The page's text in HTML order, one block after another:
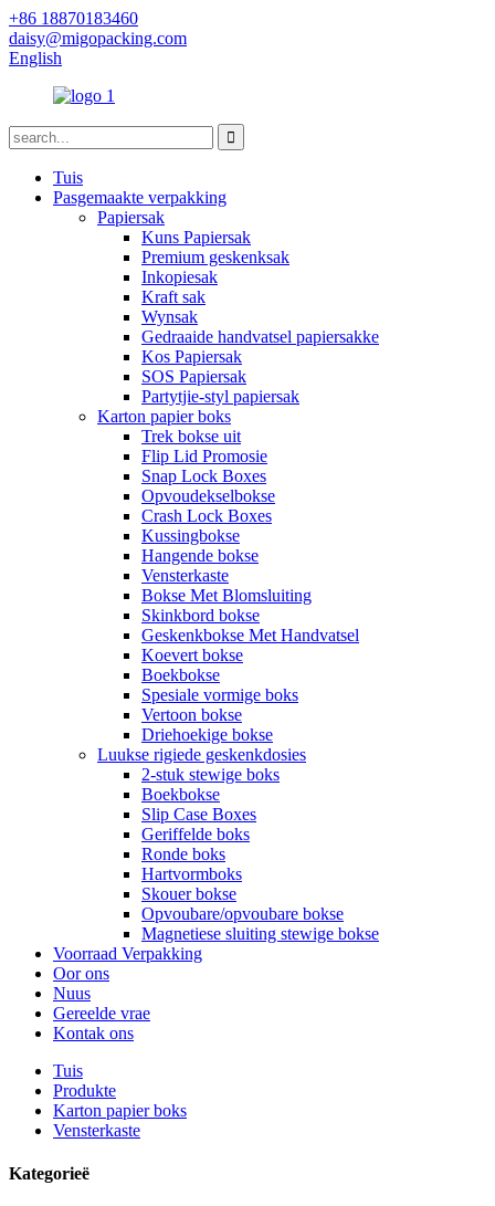
+86 18870183460
daisy@migopacking.com
English
Tuis
Pasgemaakte verpakking
Papiersak
Kuns Papiersak
Premium geskenksak
Inkopiesak
Kraft sak
Wynsak
Gedraaide handvatsel papiersakke
Kos Papiersak
SOS Papiersak
Partytjie-styl papiersak
Karton papier boks
Trek bokse uit
Flip Lid Promosie
Snap Lock Boxes
Opvoudekselbokse
Crash Lock Boxes
Kussingbokse
Hangende bokse
Vensterkaste
Bokse Met Blomsluiting
Skinkbord bokse
Geskenkbokse Met Handvatsel
Koevert bokse
Boekbokse
Spesiale vormige boks
Vertoon bokse
Driehoekige bokse
Luukse rigiede geskenkdosies
2-stuk stewige boks
Boekbokse
Slip Case Boxes
Geriffelde boks
Ronde boks
Hartvormboks
Skouer bokse
Opvoubare/opvoubare bokse
Magnetiese sluiting stewige bokse
Voorraad Verpakking
Oor ons
Nuus
Gereelde vrae
Kontak ons
Tuis
Produkte
Karton papier boks
Vensterkaste
Kategorieë